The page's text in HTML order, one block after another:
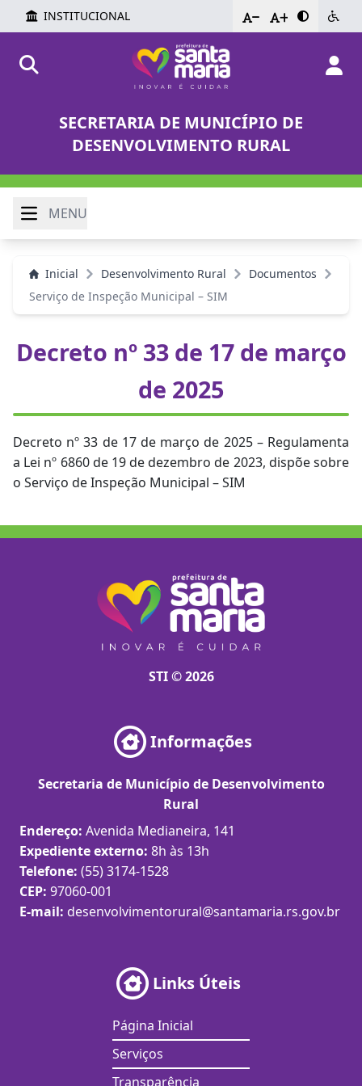
INSTITUCIONAL - +
SECRETARIA DE MUNICÍPIO DE
DESENVOLVIMENTO RURAL
MENU
Inicial Desenvolvimento Rural
Documentos
Serviço de Inspeção Municipal – SIM
Decreto nº 33 de 17 de março
de 2025
Decreto nº 33 de 17 de março de 2025 – Regulamenta
a Lei nº 6860 de 19 de dezembro de 2023, dispõe sobre
o Serviço de Inspeção Municipal – SIM
STI © 2026
Informações
Secretaria de Município de Desenvolvimento
Rural
Endereço: Avenida Medianeira, 141
Expediente externo: 8h às 13h
Telefone: (55) 3174-1528
CEP: 97060-001
E-mail: desenvolvimentorural@santamaria.rs.gov.br
Links Úteis
Página Inicial
Serviços
Transparência